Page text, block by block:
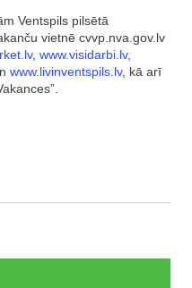
Ventspils pilsētā
vietnē cvvp.nva.gov.lv
, www.visidarbi.lv,
www.livinventspils.lv, kā arī